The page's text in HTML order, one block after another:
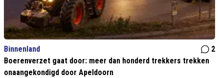
Binnenland
2
Boerenverzet gaat door: meer dan honderd trekkers trekken
onaangekondigd door Apeldoorn